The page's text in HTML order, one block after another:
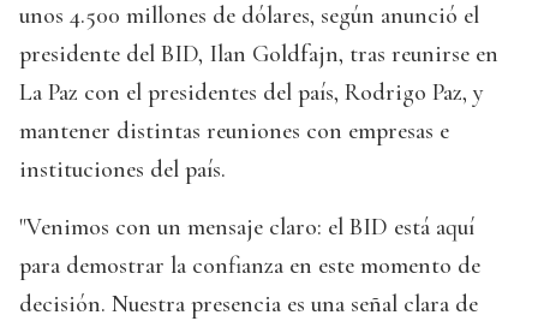
unos 4.500 millones de dólares, según anunció el
presidente del BID, Ilan Goldfajn, tras reunirse en
La Paz con el presidentes del país, Rodrigo Paz, y
mantener distintas reuniones con empresas e
instituciones del país.
"Venimos con un mensaje claro: el BID está aquí
para demostrar la confianza en este momento de
decisión. Nuestra presencia es una señal clara de